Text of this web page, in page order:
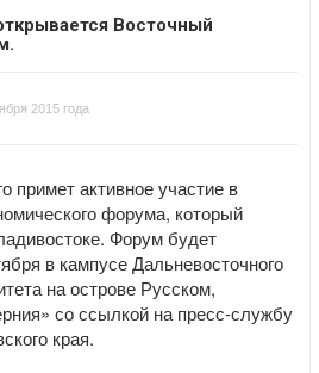
Восточный
2015 года
примет активное участие в
форума, который
Форум будет
в кампусе Дальневосточного
на острове Русском,
со ссылкой на пресс-службу
края.